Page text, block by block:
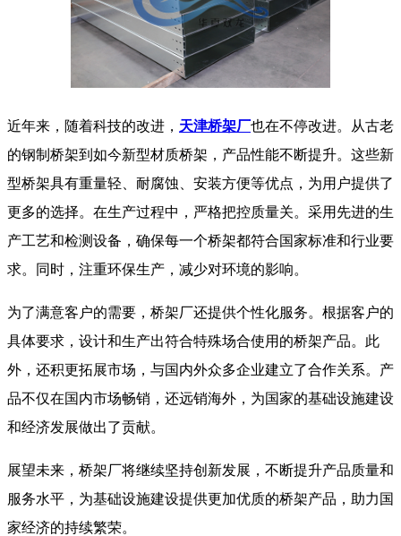
近年来，随着科技的改进， 天津桥架厂也在不停改进。从古老
的钢制桥架到如今新型材质桥架，产品性能不断提升。这些新
型桥架具有重量轻、耐腐蚀、安装方便等优点，为用户提供了
更多的选择。在生产过程中，严格把控质量关。采用先进的生
产工艺和检测设备，确保每一个桥架都符合国家标准和行业要
求。同时，注重环保生产，减少对环境的影响。
为了满意客户的需要，桥架厂还提供个性化服务。根据客户的
具体要求，设计和生产出符合特殊场合使用的桥架产品。此
外，还积更拓展市场，与国内外众多企业建立了合作关系。产
品不仅在国内市场畅销，还远销海外，为国家的基础设施建设
和经济发展做出了贡献。
展望未来，桥架厂将继续坚持创新发展，不断提升产品质量和
服务水平，为基础设施建设提供更加优质的桥架产品，助力国
家经济的持续繁荣。